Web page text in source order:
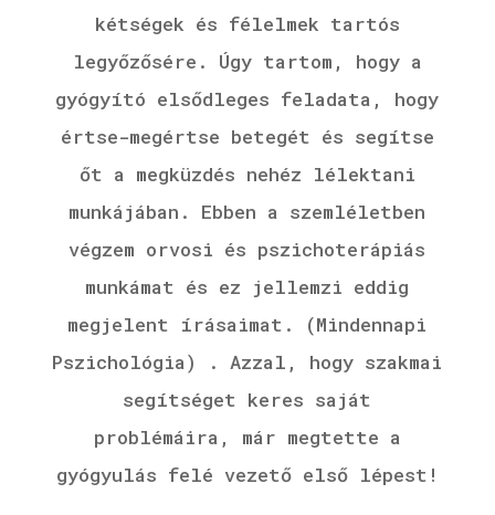
kétségek és félelmek tartós
legyőzősére. Úgy tartom, hogy a
gyógyító elsődleges feladata, hogy
értse-megértse betegét és segítse
őt a megküzdés nehéz lélektani
munkájában. Ebben a szemléletben
végzem orvosi és pszichoterápiás
munkámat és ez jellemzi eddig
megjelent írásaimat. (Mindennapi
Pszichológia) . Azzal, hogy szakmai
segítséget keres saját
problémáira, már megtette a
gyógyulás felé vezető első lépest!